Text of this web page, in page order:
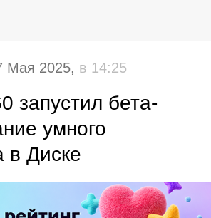
Мая 2025, в 14:25
запустил бета-
умного
в Диске